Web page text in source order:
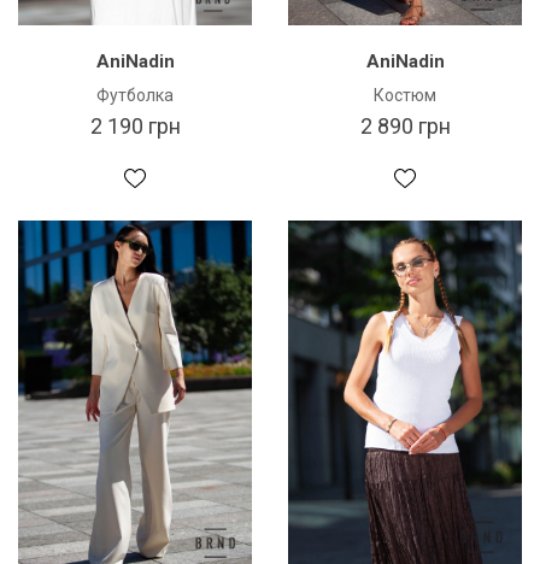
AniNadin
Футболка
2 190 грн
AniNadin
Костюм
2 890 грн